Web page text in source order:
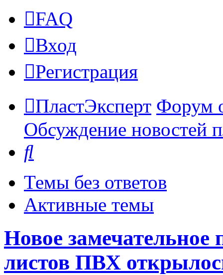
FAQ
Вход
Регистрация
ПластЭксперт Форум
Обсуждение новостей
Темы без ответов
Активные темы
Новое
листов ПВХ